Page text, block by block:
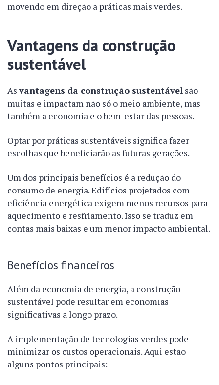
movendo em direção a práticas mais verdes.
Vantagens da construção
sustentável
Asvantagens da construção sustentável são
muitas e impactam não só o meio ambiente, mas
também a economia e o bem-estar das pessoas.
Optar por práticas sustentáveis significa fazer
escolhas que beneficiarão as futuras gerações.
Um dos principais benefícios é a redução do
consumo de energia. Edifícios projetados com
eficiência energética exigem menos recursos para
aquecimento e resfriamento. Isso se traduz em
contas mais baixas e um menor impacto ambiental.
Benefícios financeiros
Além da economia de energia, a construção
sustentável pode resultar em economias
significativas a longo prazo.
A implementação de tecnologias verdes pode
minimizar os custos operacionais. Aqui estão
alguns pontos principais: